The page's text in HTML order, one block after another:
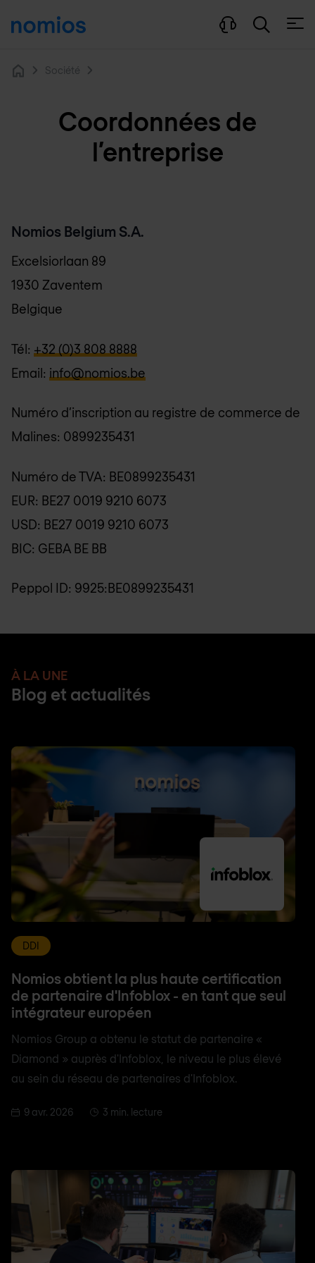
Société
Coordonnées de
l’entreprise
Nomios Belgium S.A.
Excelsiorlaan 89
1930 Zaventem
Belgique
Tél: +32 (0)3 808 8888
Email: info@nomios.be
Numéro d’inscription au registre de commerce de
Malines: 0899235431
Numéro de TVA: BE0899235431
EUR: BE27 0019 9210 6073
USD: BE27 0019 9210 6073
BIC: GEBA BE BB
Peppol ID: 9925:BE0899235431
À LA UNE
Blog et actualités
DDI
Nomios obtient la plus haute certification
de partenaire d'Infoblox - en tant que seul
intégrateur européen
Nomios Group a obtenu le statut de partenaire «
Diamond » auprès d'Infoblox, le niveau le plus élevé
au sein du réseau de partenaires d'Infoblox.
9 avr. 2026 3 min. lecture